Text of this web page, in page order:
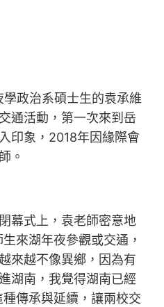
政治系碩士生的袁承維
通活動，第一次來到岳
印象，2018年因緣際會
。
幕式上，袁老師密意地
來湖年夜參觀或交通，
來越不像異鄉，因為有
湖南，我覺得湖南已經
傳承與延續，讓兩校交